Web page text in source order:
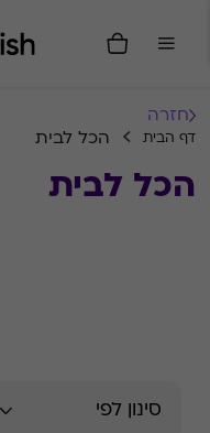
חזרה
דף הבית הכל לבית
הכל לבית
סינון לפי